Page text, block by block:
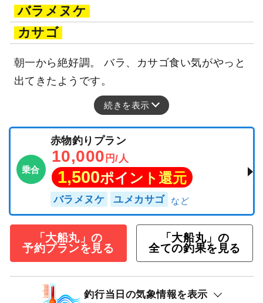
バラメヌケ
カサゴ
朝一から絶好調。 バラ、カサゴ食い気がやっと
出てきたようです。
続きを表示
乗合
赤物釣りプラン
10,000 円/人
1,500ポイント還元
バラメヌケ ユメカサゴ
「大船丸」の
予約プランを見る
「大船丸」の
全ての釣果を見る
釣行当日の気象情報を表示